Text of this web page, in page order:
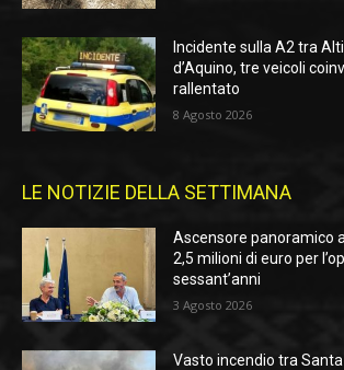
Incidente sulla A2 tra
d’Aquino, tre veicoli
rallentato
8 Agosto 2026
LE NOTIZIE DELLA SETTIMANA
Ascensore panoramico
2,5 milioni di euro per
sessant’anni
3 Agosto 2026
Vasto incendio tra